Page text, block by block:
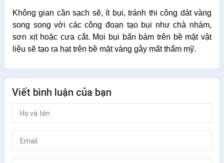
Không gian cần sạch sẽ, ít bụi, tránh thi công dát vàng
song song với các công đoạn tạo bụi như chà nhám,
sơn xịt hoặc cưa cắt. Mọi bụi bẩn bám trên bề mặt vật
liệu sẽ tạo ra hạt trên bề mặt vàng gây mất thẩm mỹ.
Viết bình luận của bạn